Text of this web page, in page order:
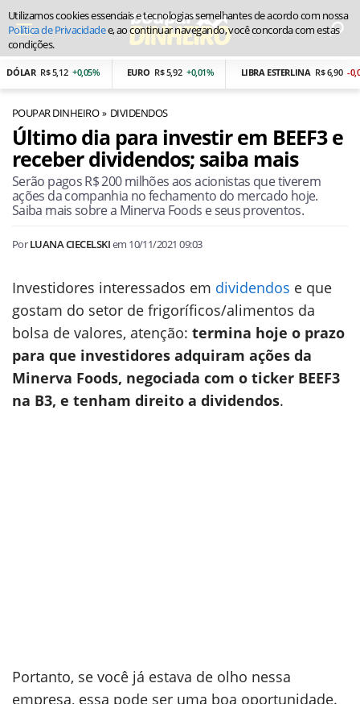
R$ 5,12 +0,05% EURO R$ 5,92 +0,01% LIBRA ESTERLINA R$ 6,90 -0,01%
POUPAR DINHEIRO DIVIDENDOS
Último dia para investir em BEEF3 e
receber dividendos; saiba mais
Serão pagos R$ 200 milhões aos acionistas que tiverem
ações da companhia no fechamento do mercado hoje.
Saiba mais sobre a Minerva Foods e seus proventos.
PorLUANA CIECELSKIem 10/11/2021 09:03
Investidores interessados em dividendos e que
gostam do setor de frigoríficos/alimentos da
bolsa de valores, atenção: termina hoje o prazo
para que investidores adquiram ações da
Minerva Foods, negociada com o ticker BEEF3
na B3, e tenham direito a dividendos.
Portanto, se você já estava de olho nessa
empresa, essa pode ser uma boa oportunidade.
Utilizamos cookies essenciais e tecnologias semelhantes de acordo com nossa
Política de Privacidadee, ao continuar navegando, você concorda com estas
condições.